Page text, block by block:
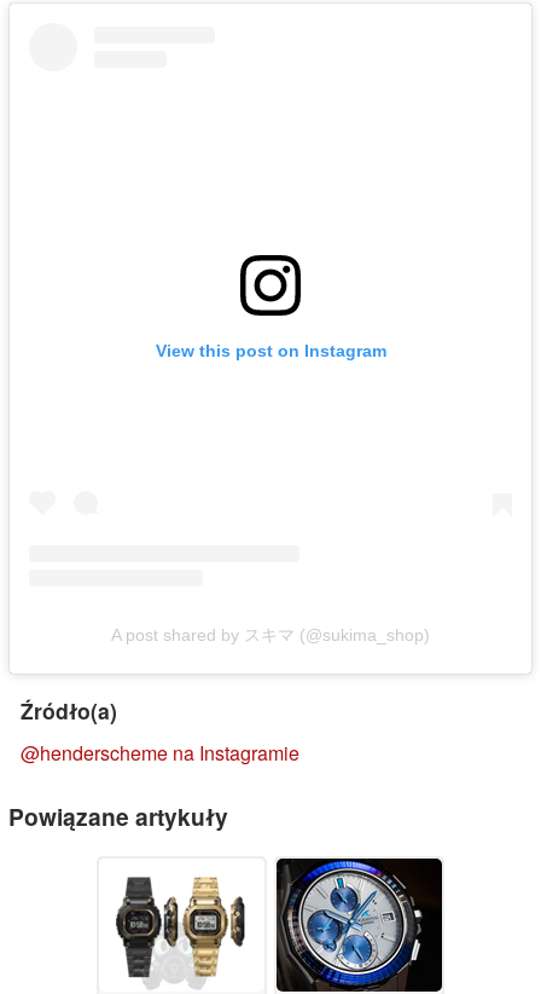
View this post on Instagram
A post shared by スキマ (@sukima_shop)
Źródło(a)
@henderscheme na Instagramie
Powiązane artykuły